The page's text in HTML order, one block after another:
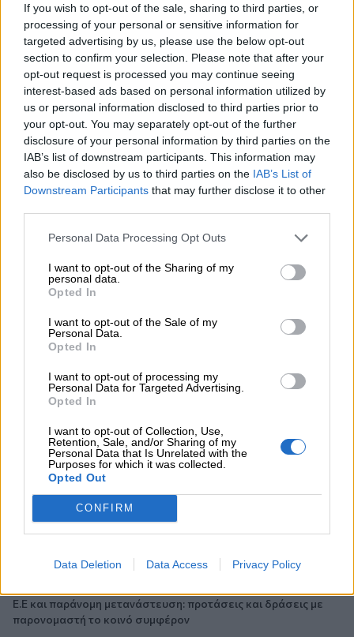
If you wish to opt-out of the sale, sharing to third parties, or
processing of your personal or sensitive information for
targeted advertising by us, please use the below opt-out
section to confirm your selection. Please note that after your
opt-out request is processed you may continue seeing
interest-based ads based on personal information utilized by
us or personal information disclosed to third parties prior to
your opt-out. You may separately opt-out of the further
disclosure of your personal information by third parties on the
IAB’s list of downstream participants. This information may
also be disclosed by us to third parties on the IAB’s List of
Downstream Participants that may further disclose it to other
Personal Data Processing Opt Outs
I want to opt-out of the Sharing of my
personal data.
Opted In
I want to opt-out of the Sale of my
Personal Data.
Opted In
I want to opt-out of processing my
Personal Data for Targeted Advertising.
Opted In
I want to opt-out of Collection, Use,
Retention, Sale, and/or Sharing of my
Personal Data that Is Unrelated with the
Purposes for which it was collected.
Opted Out
CONFIRM
Data Deletion Data Access Privacy Policy
06.08.2026 - 14:55
Μιχάλης Τάτσης, Insurance & Healthcare Analyst, διευθυντής
Επιχειρηματικής Ανάπτυξης Ομίλου HHG
06.08.2026 - 13:30
Όταν η επόμενη μέρα είναι στάχτη, τι θα πει ο Ασφαλιστικός
Διαμεσολαβητής στον πελάτη κλάδου υγείας;
06.08.2026 - 12:22
Kavita Patel - PhARMA Innovation Forum: Ένα στα πέντε
καινοτόμα φάρμακα φτάνει τελικά στην Ελλάδα
Μείωση ασφαλιστικών εισφορών ύψους 240 εκατ. ευρώ
06.08.2026 - 10:45
ενεργειακή κρίση;
06.08.2026 - 09:15
Στέλιος Λιανός – INTERAMERICAN / Αθηναϊκή Γενική Κλινική
06.08.2026 - 08:40
ελληνικές τράπεζες «πρωταθλήτριες» στα δάνεια, νέο deal
Βαρδινογιάννη- Εξάρχου και ο διπλασιασμός των κερδών της
05.08.2026 - 13:37
Randy Schekman, Νομπελίστας Ιατρικής: «Σε πέντε χρόνια
μπορεί να έχουμε θεραπεία που αναστέλλει την εξέλιξη του
Ε.Ε και παράνομη μετανάστευση: προτάσεις και δράσεις με
παρονομαστή το κοινό συμφέρον